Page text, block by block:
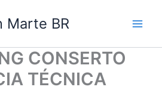
Marte BR
CONSERTO
TÉCNICA